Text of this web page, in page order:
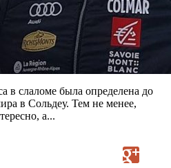
в слаломе была определена до
в Сольдеу. Тем не менее,
а...